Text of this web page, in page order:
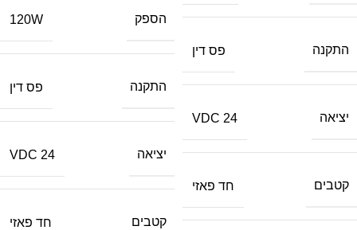
התקנה פס דין
יציאה 24 VDC
קטבים חד פאזי
הספק 120W
התקנה פס דין
יציאה 24 VDC
קטבים חד פאזי